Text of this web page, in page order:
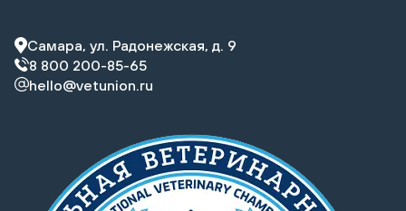
Самара, ул. Радонежская, д. 9
8 800 200-85-65
hello@vetunion.ru